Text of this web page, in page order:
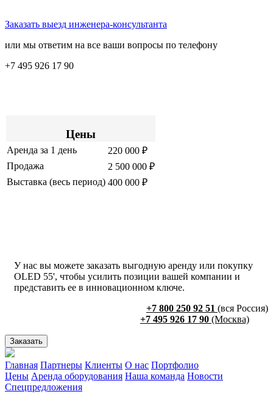
Заказать выезд инженера-консультанта
или мы ответим на все ваши вопросы по телефону
+7 495 926 17 90
Цены
Аренда за 1 день
220 000 ₽
Продажа
2 500 000 ₽
Выставка (весь период) 400 000 ₽
У нас вы можете заказать выгодную аренду или покупку
OLED 55', чтобы усилить позиции вашей компании и
представить ее в инновационном ключе.
+7 800 250 92 51 (вся Россия)
+7 495 926 17 90 (Москва)
Заказать
Главная Партнеры Клиенты О нас Портфолио
Цены Аренда оборудования Наша команда Новости
Спецпредложения